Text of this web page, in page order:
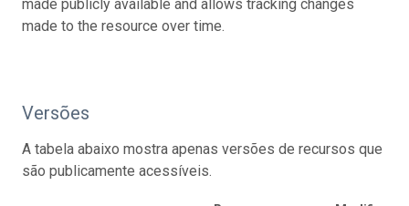
made publicly available and allows tracking changes
made to the resource over time.
Versões
A tabela abaixo mostra apenas versões de recursos que
são publicamente acessíveis.